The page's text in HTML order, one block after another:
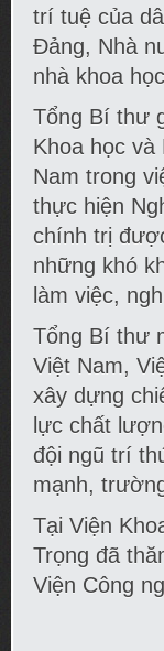
trí tuệ của
Đảng, Nhà
nhà khoa
Tổng Bí thư
Khoa học và
Nam trong
thực hiện
chính trị
những khó
làm việc,
Tổng Bí thư
Việt Nam,
xây dựng
lực chất
đội ngũ trí
mạnh,
Tại Viện
Trọng đã
Viện Công